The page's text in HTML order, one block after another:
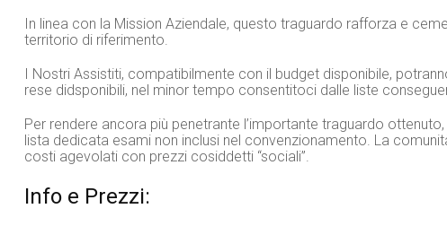
In linea con la Mission Aziendale, questo traguardo rafforza e
territorio di riferimento.
I Nostri Assistiti, compatibilmente con il budget disponibile,
rese didsponibili, nel minor tempo consentitoci dalle liste
Per rendere ancora più penetrante l’importante traguardo
lista dedicata esami non inclusi nel convenzionamento. La
costi agevolati con prezzi cosiddetti “sociali”.
Info e Prezzi: